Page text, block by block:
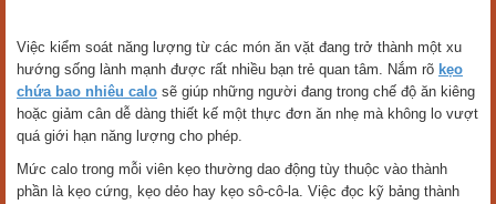
Việc kiểm soát năng lượng từ các món ăn vặt đang trở thành một xu
hướng sống lành mạnh được rất nhiều bạn trẻ quan tâm. Nắm rõ kẹo
chứa bao nhiêu calo sẽ giúp những người đang trong chế độ ăn kiêng
hoặc giảm cân dễ dàng thiết kế một thực đơn ăn nhẹ mà không lo vượt
quá giới hạn năng lượng cho phép.
Mức calo trong mỗi viên kẹo thường dao động tùy thuộc vào thành
phần là kẹo cứng, kẹo dẻo hay kẹo sô-cô-la. Việc đọc kỹ bảng thành